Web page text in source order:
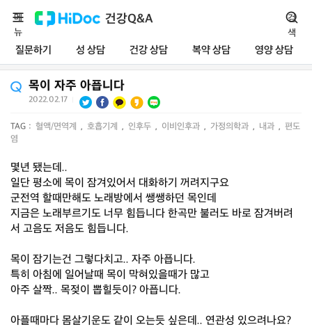
건강Q&A
질문하기 성 상담 건강 상담 복약 상담 영양 상담
메
뉴
검
색
목이 자주 아픕니다
2022.02.17
TAG : 혈액/면역계 , 호흡기계 , 인후두 , 이비인후과 , 가정의학과 , 내과 , 편도
염
몇년 됐는데..
일단 평소에 목이 잠겨있어서 대화하기 꺼려지구요
군전역 할때만해도 노래방에서 쌩쌩하던 목인데
지금은 노래부르기도 너무 힘듭니다 한곡만 불러도 바로 잠겨버려
서 고음도 저음도 힘듭니다.
목이 잠기는건 그렇다치고.. 자주 아픕니다.
특히 아침에 일어날때 목이 막혀있을때가 많고
아주 살짝.. 목젖이 뽑힐듯이? 아픕니다.
아플때마다 몸살기운도 같이 오는듯 싶은데.. 연관성 있으려나요?